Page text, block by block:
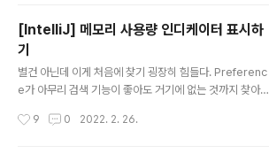
[IntelliJ] 메모리 사용량 인디케이터 표시하
기
별건 아닌데 이게 처음에 찾기 굉장히 힘들다. Preferenc
e가 아무리 검색 기능이 좋아도 거기에 없는 것까지 찾아
Shift 키를 두 번 눌러서 전체 찾기를 한 다음에(혹은 Acti
9 0 2022. 2. 26.